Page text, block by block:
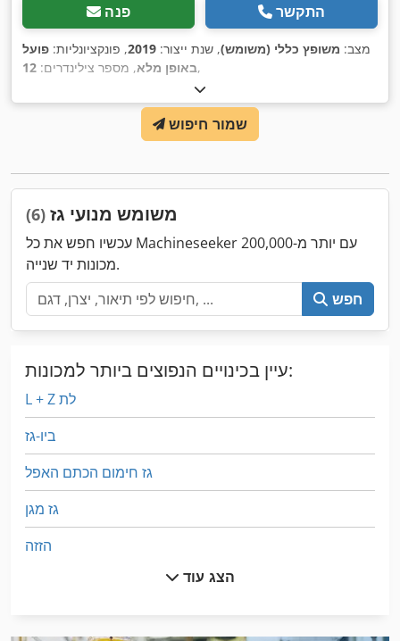
פנה התקשר
מצב: משופץ כללי (משומש), שנת ייצור: 2019, פונקציונליות: פועל
באופן מלא, מספר צילינדרים: 12 ,
שמור חיפוש
משומש מנועי גז (6)
עכשיו חפש את כל Machineseeker עם יותר מ-200,000
מכונות יד שנייה.
חפש
עיין בכינויים הנפוצים ביותר למכונות:
L + Z לת
ביו-גז
גז חימום הכתם האפל
גז מגן
הזזה
הצג עוד